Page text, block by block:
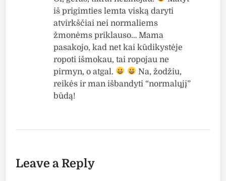
iš prigimties lemta viską daryti
atvirkščiai nei normaliems
žmonėms priklauso… Mama
pasakojo, kad net kai kūdikystėje
ropoti išmokau, tai ropojau ne
pirmyn, o atgal.
Na, žodžiu,
reikės ir man išbandyti “normalųjį”
būdą!
Leave a Reply